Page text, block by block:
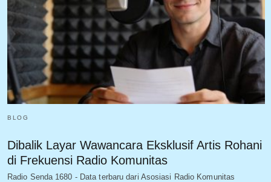
BLOG
Dibalik Layar Wawancara Eksklusif Artis Rohani
di Frekuensi Radio Komunitas
Radio Senda 1680 - Data terbaru dari Asosiasi Radio Komunitas